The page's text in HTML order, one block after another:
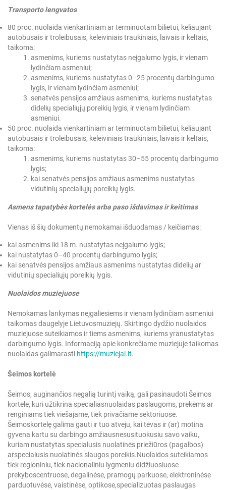
Transporto lengvatos
80 proc. nuolaida vienkartiniam ar terminuotam bilietui, keliaujant
autobusais ir troleibusais, keleiviniais traukiniais, laivais ir keltais,
taikoma:
asmenims, kuriems nustatytas neįgalumo lygis, ir vienam
lydinčiam asmeniui;
asmenims, kuriems nustatytas 0–25 procentų darbingumo
lygis, ir vienam lydinčiam asmeniui;
senatvės pensijos amžiaus asmenims, kuriems nustatytas
didelių specialiųjų poreikių lygis, ir vienam lydinčiam
asmeniui.
50 proc. nuolaida vienkartiniam ar terminuotam bilietui, keliaujant
autobusais ir troleibusais, keleiviniais traukiniais, laivais ir keltais,
taikoma:
asmenims, kuriems nustatytas 30–55 procentų darbingumo
lygis;
kai senatvės pensijos amžiaus asmenims nustatytas
vidutinių specialiųjų poreikių lygis.
Asmens tapatybės kortelės arba paso išdavimas ir keitimas
Vienas iš šių dokumentų nemokamai išduodamas / keičiamas:
kai asmenims iki 18 m. nustatytas neįgalumo lygis;
kai nustatytas 0–40 procentų darbingumo lygis;
kai senatvės pensijos amžiaus asmenims nustatytas didelių ar
vidutinių specialiųjų poreikių lygis.
Nuolaidos muziejuose
Nemokamas lankymas neįgaliesiems ir vienam lydinčiam asmeniui
taikomas daugelyje Lietuvosmuziejų. Skirtingo dydžio nuolaidos
muziejuose suteikiamos ir tiems asmenims, kuriems yranustatytas
darbingumo lygis. Informaciją apie konkrečiame muziejuje taikomas
nuolaidas galimarasti https://muziejai.lt.
Šeimos kortelė
Šeimos, auginančios negalią turintį vaiką, gali pasinaudoti Šeimos
kortele, kuri užtikrina specialiasnuolaidas paslaugoms, prekėms ar
renginiams tiek viešajame, tiek privačiame sektoriuose.
Šeimoskortelę galima gauti ir tuo atveju, kai tėvas ir (ar) motina
gyvena kartu su darbingo amžiausnesusituokusiu savo vaiku,
kuriam nustatytas specialusis nuolatinės priežiūros (pagalbos)
arspecialusis nuolatinės slaugos poreikis.Nuolaidos suteikiamos
tiek regioniniu, tiek nacionaliniu lygmeniu didžiuosiuose
prekyboscentruose, degalinėse, pramogų parkuose, elektroninėse
parduotuvėse, vaistinėse, optikose,specializuotas paslaugas